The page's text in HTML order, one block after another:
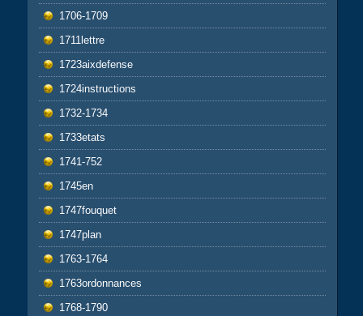
1706-1709
1711lettre
1723aixdefense
1724instructions
1732-1734
1733etats
1741-752
1745en
1747fouquet
1747plan
1763-1764
1763ordonnances
1768-1790